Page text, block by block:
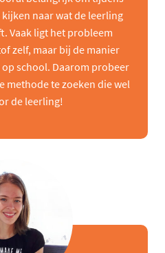
naar wat de leerling
Vaak ligt het probleem
zelf, maar bij de manier
school. Daarom probeer
methode te zoeken die wel
de leerling!